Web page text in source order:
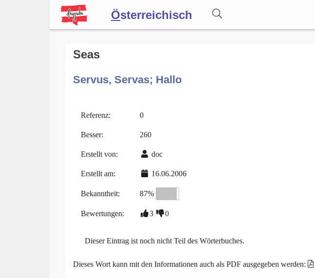
Österreichisch
Forum
Blog
Seas
Servus, Servas; Hallo
Referenz: 0
Besser: 260
Erstellt von: doc
Erstellt am: 16.06.2006
Bekanntheit: 87%
Bewertungen: 3 0
Dieser Eintrag ist noch nicht Teil des Wörterbuches.
Dieses Wort kann mit den Informationen auch als PDF ausgegeben werden: